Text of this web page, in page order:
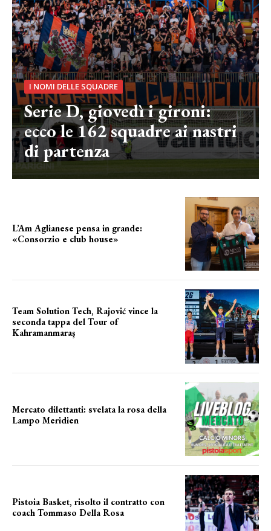
I NOMI DELLE SQUADRE
Serie D, giovedì i gironi:
ecco le 162 squadre ai nastri
di partenza
L’Am Aglianese pensa in grande:
«Consorzio e club house»
Team Solution Tech, Rajović vince la
seconda tappa del Tour of
Kahramanmaraş
Mercato dilettanti: svelata la rosa della
Lampo Meridien
Pistoia Basket, risolto il contratto con
coach Tommaso Della Rosa